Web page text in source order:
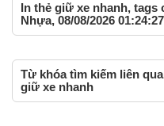
In thẻ giữ xe nhanh, tags
Nhựa, 08/08/2026 01:24:27
Từ khóa tìm kiếm liên
giữ xe nhanh